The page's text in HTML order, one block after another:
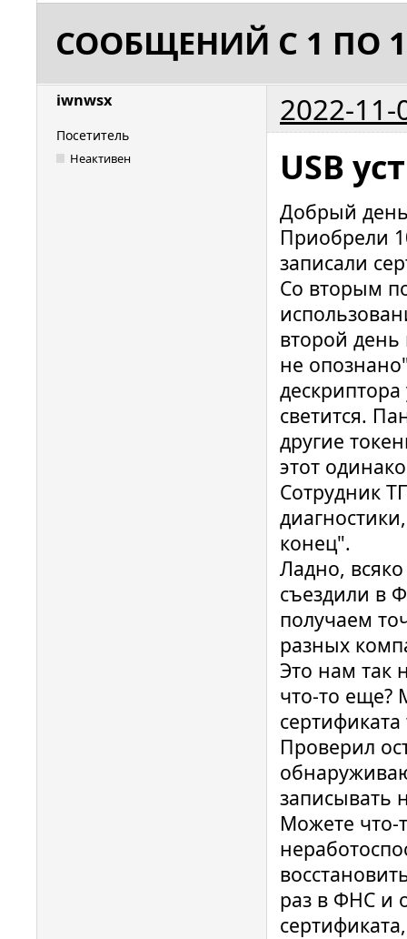
СООБЩЕНИЙ С 1 ПО
iwnwsx 2022-11-
Посетитель
Неактивен USB
Добрый
Приобрели
записали
Со вторым
второй
не
светится.
другие
этот
Сотрудник
конец".
Ладно,
съездили в
получаем
разных
Это нам так
что-то еще?
Проверил
записывать
Можете что-
раз в ФНС и